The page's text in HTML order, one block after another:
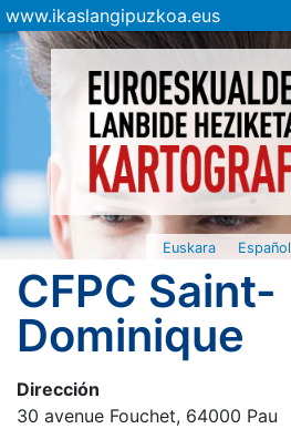
www.ikaslangipuzkoa.eus
Euskara Español
CFPC Saint-
Dominique
Dirección
30 avenue Fouchet, 64000 Pau